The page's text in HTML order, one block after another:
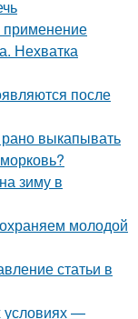
применение
Нехватка
после
выкапывать
зиму в
молодой
статьи в
условиях —